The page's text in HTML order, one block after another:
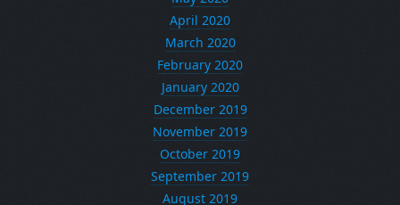
April 2020
March 2020
February 2020
January 2020
December 2019
November 2019
October 2019
September 2019
August 2019